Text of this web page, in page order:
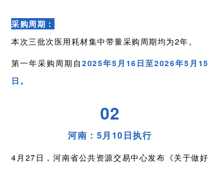
采购周期：
本次三批次医用耗材集中带量采购周期均为2年。
第一年采购周期自2025年5月16日至2026年5月15
日。
02
河南：5月10日执行
4月27日，河南省公共资源交易中心发布《关于做好